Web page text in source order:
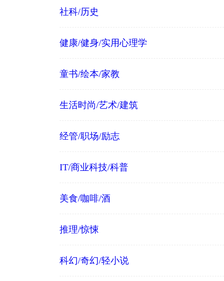
社科/历史
健康/健身/实用心理学
童书/绘本/家教
生活时尚/艺术/建筑
经管/职场/励志
IT/商业科技/科普
美食/咖啡/酒
推理/惊悚
科幻/奇幻/轻小说